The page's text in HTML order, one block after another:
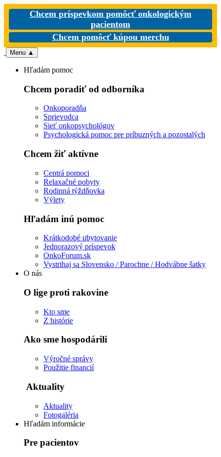
Chcem príspevkom pomôcť onkologickým
pacientom
Chcem pomôcť kúpou merchu
Menu ▲
Hľadám pomoc
Chcem poradiť od odborníka
Onkoporadňa
Sprievodca
Sieť onkopsychológov
Psychologická pomoc pre príbuzných a pozostalých
Chcem žiť aktívne
Centrá pomoci
Relaxačné pobyty
Rodinná týždňovka
Výlety
Hľadám inú pomoc
Krátkodobé ubytovanie
Jednorazový príspevok
OnkoForum.sk
Vystrihaj sa Slovensko / Parochne / Hodvábne šatky
O nás
O lige proti rakovine
Kto sme
Z histórie
Ako sme hospodárili
Výročné správy
Použitie financií
Aktuality
Aktuality
Fotogaléria
Hľadám informácie
Pre pacientov